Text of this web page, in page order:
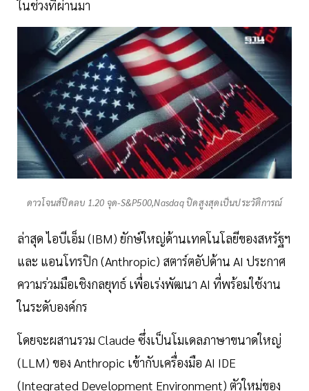
ในช่วงที่ผ่านมา
ดาวโจนส์ปิดลบ 1.20 จุด-S&P500,Nasdaq ปิดสูงสุดเป็นประวัติการณ์
ล่าสุด ไอบีเอ็ม (IBM) ยักษ์ใหญ่ด้านเทคโนโลยีของสหรัฐฯ
และ แอนโทรปิก (Anthropic) สตาร์ตอัปด้าน AI ประกาศ
ความร่วมมือเชิงกลยุทธ์ เพื่อเร่งพัฒนา AI ที่พร้อมใช้งาน
ในระดับองค์กร
โดยจะผสานรวม Claude ซึ่งเป็นโมเดลภาษาขนาดใหญ่
(LLM) ของ Anthropic เข้ากับเครื่องมือ AI IDE
(Integrated Development Environment) ตัวใหม่ของ